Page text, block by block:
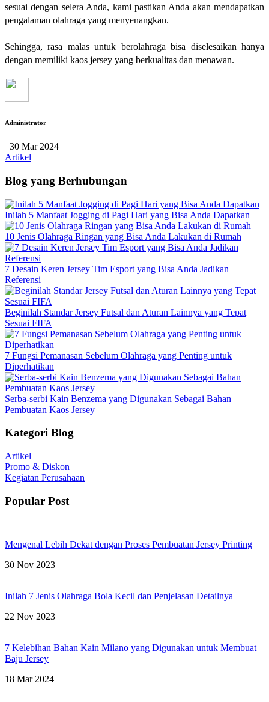
sesuai dengan selera Anda, kami pastikan Anda akan mendapatkan
pengalaman olahraga yang menyenangkan.
Sehingga, rasa malas untuk berolahraga bisa diselesaikan hanya
dengan memiliki kaos jersey yang berkualitas dan menawan.
Administrator
30 Mar 2024
Artikel
Blog yang Berhubungan
Inilah 5 Manfaat Jogging di Pagi Hari yang Bisa Anda Dapatkan
10 Jenis Olahraga Ringan yang Bisa Anda Lakukan di Rumah
7 Desain Keren Jersey Tim Esport yang Bisa Anda Jadikan
Referensi
Beginilah Standar Jersey Futsal dan Aturan Lainnya yang Tepat
Sesuai FIFA
7 Fungsi Pemanasan Sebelum Olahraga yang Penting untuk
Diperhatikan
Serba-serbi Kain Benzema yang Digunakan Sebagai Bahan
Pembuatan Kaos Jersey
Kategori Blog
Artikel
Promo & Diskon
Kegiatan Perusahaan
Popular Post
Mengenal Lebih Dekat dengan Proses Pembuatan Jersey Printing
30 Nov 2023
Inilah 7 Jenis Olahraga Bola Kecil dan Penjelasan Detailnya
22 Nov 2023
7 Kelebihan Bahan Kain Milano yang Digunakan untuk Membuat
Baju Jersey
18 Mar 2024